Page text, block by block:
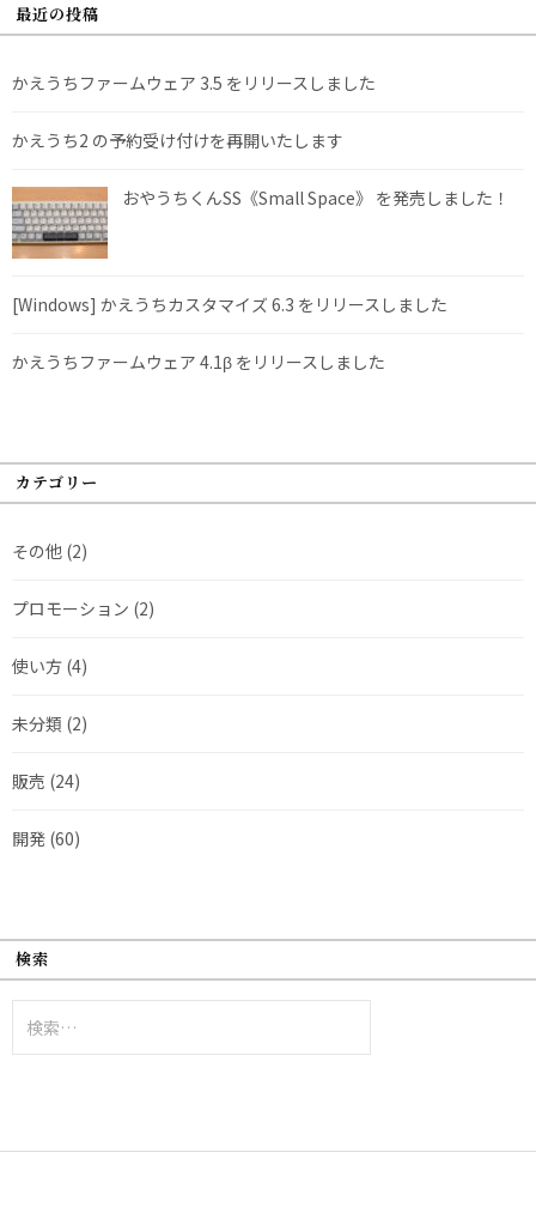
最近の投稿
かえうちファームウェア 3.5 をリリースしました
かえうち2 の予約受け付けを再開いたします
おやうちくんSS《Small Space》 を発売しました！
[Windows] かえうちカスタマイズ 6.3 をリリースしました
かえうちファームウェア 4.1β をリリースしました
カテゴリー
その他 (2)
プロモーション (2)
使い方 (4)
未分類 (2)
販売 (24)
開発 (60)
検索
索: